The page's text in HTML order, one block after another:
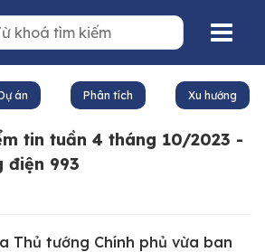
án Phân tích Xu hướng
tin tuần 4 tháng 10/2023 -
điện 993
Thủ tướng Chính phủ vừa ban